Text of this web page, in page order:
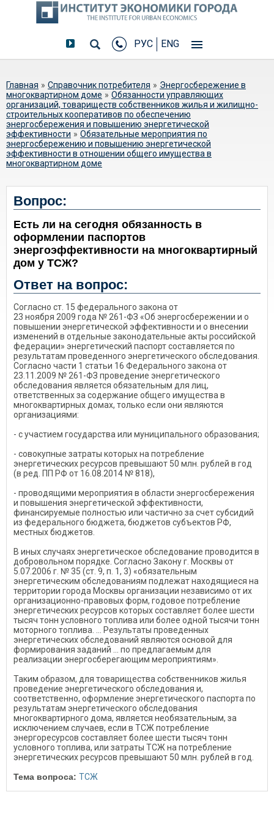
РУС ENG
Вы здесь
Главная » Справочник потребителя » Энергосбережение в
многоквартирном доме » Обязанности управляющих
организаций, товариществ собственников жилья и жилищно-
строительных кооперативов по обеспечению
энергосбережения и повышению энергетической
эффективности » Обязательные мероприятия по
энергосбережению и повышению энергетической
эффективности в отношении общего имущества в
многоквартирном доме
Есть ли на сегодня обязанность в
оформлении паспортов
энергоэффективности на
многоквартирный дом у ТСЖ?
Вопрос:
Есть ли на сегодня обязанность в
оформлении паспортов
энергоэффективности на многоквартирный
дом у ТСЖ?
Ответ на вопрос:
Согласно ст. 15 федерального закона от
23 ноября 2009 года № 261-ФЗ «Об энергосбережении и о
повышении энергетической эффективности и о внесении
изменений в отдельные законодательные акты российской
федерации» энергетический паспорт составляется по
результатам проведенного энергетического обследования.
Согласно части 1 статьи 16 Федерального закона от
23.11.2009 № 261-ФЗ проведение энергетического
обследования является обязательным для лиц,
ответственных за содержание общего имущества в
многоквартирных домах, только если они являются
организациями:
- с участием государства или муниципального образования;
- совокупные затраты которых на потребление
энергетических ресурсов превышают 50 млн. рублей в год
(в ред. ПП РФ от 16.08.2014 № 818),
- проводящими мероприятия в области энергосбережения
и повышения энергетической эффективности,
финансируемые полностью или частично за счет субсидий
из федерального бюджета, бюджетов субъектов РФ,
местных бюджетов.
В иных случаях энергетическое обследование проводится в
добровольном порядке. Согласно Закону г. Москвы от
5.07.2006 г. № 35 (ст. 9, п. 1, 3) «обязательным
энергетическим обследованиям подлежат находящиеся на
территории города Москвы организации независимо от их
организационно-правовых форм, годовое потребление
энергетических ресурсов которых составляет более шести
тысяч тонн условного топлива или более одной тысячи тонн
моторного топлива. ... Результаты проведенных
энергетических обследований являются основой для
формирования заданий ... по предлагаемым для
реализации энергосберегающим мероприятиям».
Таким образом, для товарищества собственников жилья
проведение энергетического обследования и,
соответственно, оформление энергетического паспорта по
результатам энергетического обследования
многоквартирного дома, является необязательным, за
исключением случаев, если в ТСЖ потребление
энергоресурсов составляет более шести тысяч тонн
условного топлива, или затраты ТСЖ на потребление
энергетических ресурсов превышают 50 млн. рублей в год.
Тема вопроса: ТСЖ